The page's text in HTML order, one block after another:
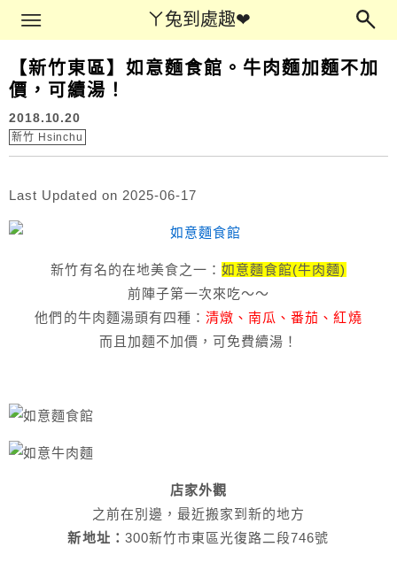
ㄚ兔到處趣❤
Main Menu
【新竹東區】如意麵食館。牛肉麵加麵不加
價，可續湯！
2018.10.20
新竹 Hsinchu
Last Updated on 2025-06-17
新竹有名的在地美食之一：如意麵食館(牛肉麵)
前陣子第一次來吃～～
他們的牛肉麵湯頭有四種：清燉、南瓜、番茄、紅燒
而且加麵不加價，可免費續湯！
店家外觀
之前在別邊，最近搬家到新的地方
新地址： 300新竹市東區光復路二段746號